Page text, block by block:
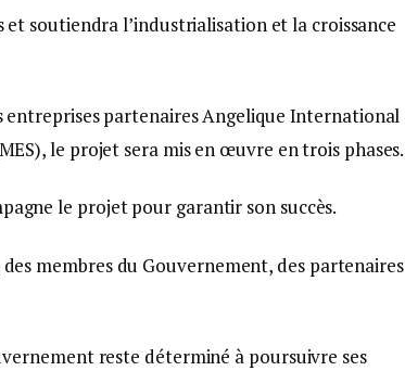
soutiendra l’industrialisation et la croissance
entreprises partenaires Angelique International
le projet sera mis en œuvre en trois phases.
le projet pour garantir son succès.
membres du Gouvernement, des partenaires
reste déterminé à poursuivre ses